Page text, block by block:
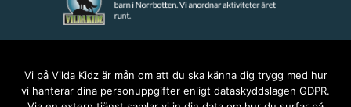
anna@vildakidz.se
Vi på Vilda Kidz är mån om att du ska känna dig trygg med hur
vi hanterar dina personuppgifter enligt dataskyddslagen GDPR.